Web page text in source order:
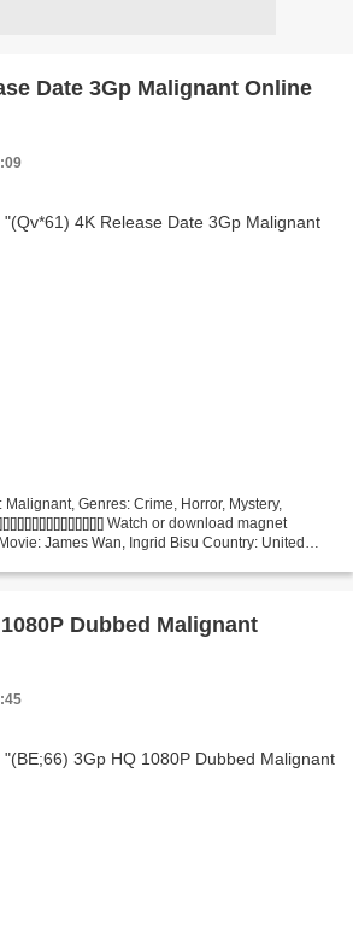
Date 3Gp Malignant Online
Genres: Crime, Horror, Mystery,
Watch or download magnet
James Wan, Ingrid Bisu Country: United
Dubbed Malignant